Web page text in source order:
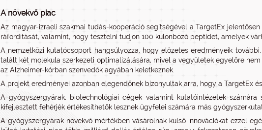
A növekvő piac
Az magyar-izraeli szakmai tudás-kooperáció segítségével a TargetEx
ráfordítását, valamint, hogy tesztelni tudjon 100 különböző peptidet, amelyek
A nemzetközi kutatócsoport hangsúlyozza, hogy előzetes eredményeik
talált két molekula szerkezeti optimalizálására, mivel a vegyületek egyelőre
az Alzheimer-kórban szenvedők agyában keletkeznek.
A projekt eredményei azonban elegendőnek bizonyultak arra, hogy a TargetEx
A gyógyszergyárak, biotechnológiai cégek valamint kutatóintézetek
kifejlesztett fehérjék értékesíthetők lesznek ügyfelei számára más
A gyógyszergyárak növekvő mértékben vásárolnak külső innovációkat ezzel